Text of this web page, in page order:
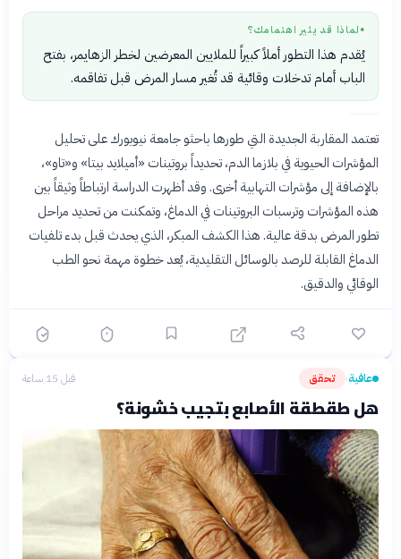
● لماذا قد يثير اهتمامك؟
يُقدم هذا التطور أملاً كبيراً للملايين المعرضين لخطر الزهايمر، بفتح
الباب أمام تدخلات وقائية قد تُغير مسار المرض قبل تفاقمه.
تعتمد المقاربة الجديدة التي طورها باحثو جامعة نيويورك على تحليل
المؤشرات الحيوية في بلازما الدم، تحديداً بروتينات «أميلايد بيتا» و«تاو»،
بالإضافة إلى مؤشرات التهابية أخرى. وقد أظهرت الدراسة ارتباطاً وثيقاً بين
هذه المؤشرات وترسبات البروتينات في الدماغ، وتمكنت من تحديد مراحل
تطور المرض بدقة عالية. هذا الكشف المبكر، الذي يحدث قبل بدء تلفيات
الدماغ القابلة للرصد بالوسائل التقليدية، يُعد خطوة مهمة نحو الطب
الوقائي والدقيق.
عافية› تحقق قبل 15 ساعة
هل طقطقة الأصابع بتجيب خشونة؟